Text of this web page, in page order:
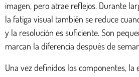
imagen, pero atrae reflejos. Durante
la fatiga visual también se reduce
y la resolución es suficiente. Son
marcan la diferencia después de
Una vez definidos los componentes, la